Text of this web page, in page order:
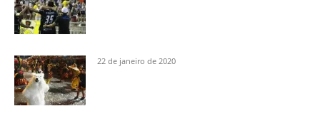
22 de janeiro de 2020